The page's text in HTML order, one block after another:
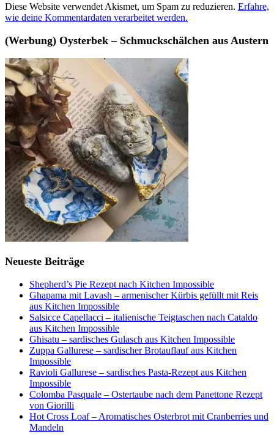
Diese Website verwendet Akismet, um Spam zu reduzieren. Erfahre,
wie deine Kommentardaten verarbeitet werden.
(Werbung) Oysterbek – Schmuckschälchen aus Austern
Neueste Beiträge
Shepherd’s Pie Rezept nach Kitchen Impossible
Ghapama mit Lavash – armenischer Kürbis gefüllt mit Reis
aus Kitchen Impossible
Salsicce Capellacci – italienische Teigtaschen nach Cataldo
aus Kitchen Impossible
Ghisatu – sardisches Gulasch aus Kitchen Impossible
Zuppa Gallurese – sardischer Brotauflauf aus Kitchen
Impossible
Ravioli Gallurese – sardisches Pasta-Rezept aus Kitchen
Impossible
Colomba Pasquale – Ostertaube nach dem Panettone Rezept
von Giorilli
Hot Cross Loaf – Aromatisches Osterbrot mit Cranberries und
Mandeln